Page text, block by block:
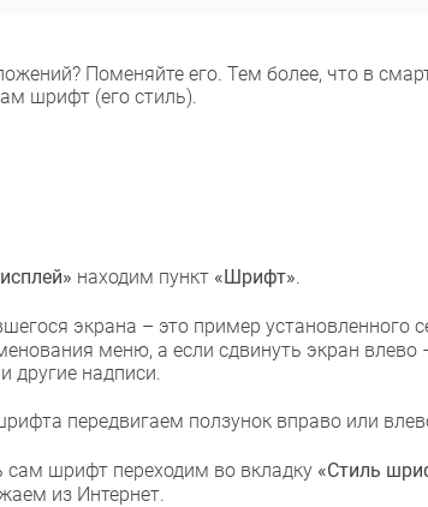
Поменяйте его. Тем более, что в
шрифт (его стиль).
находим пункт «Шрифт».
экрана – это пример установленного
меню, а если сдвинуть экран влево
другие надписи.
передвигаем ползунок вправо или
сам шрифт переходим во вкладку «Стиль
из Интернет.